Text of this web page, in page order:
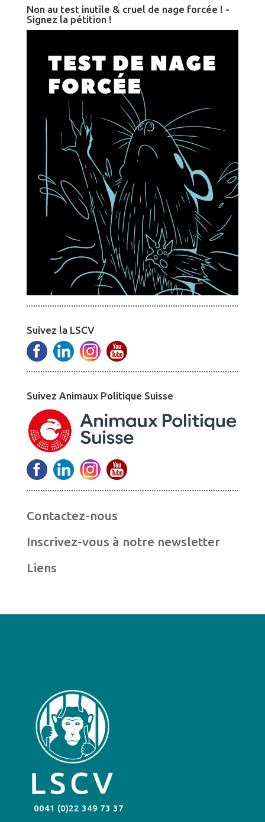
Non au test inutile & cruel de nage forcée ! -
Signez la pétition !
Suivez la LSCV
Suivez Animaux Politique Suisse
Contactez-nous
Inscrivez-vous à notre newsletter
Liens
0041 (0)22 349 73 37